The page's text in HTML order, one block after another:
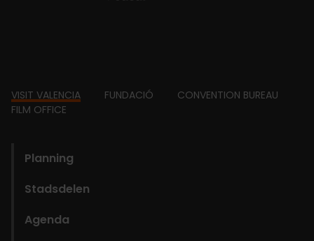
Footer
VISIT VALENCIA FUNDACIÓ
CONVENTION BUREAU
FILM OFFICE
Planning
Stadsdelen
Agenda